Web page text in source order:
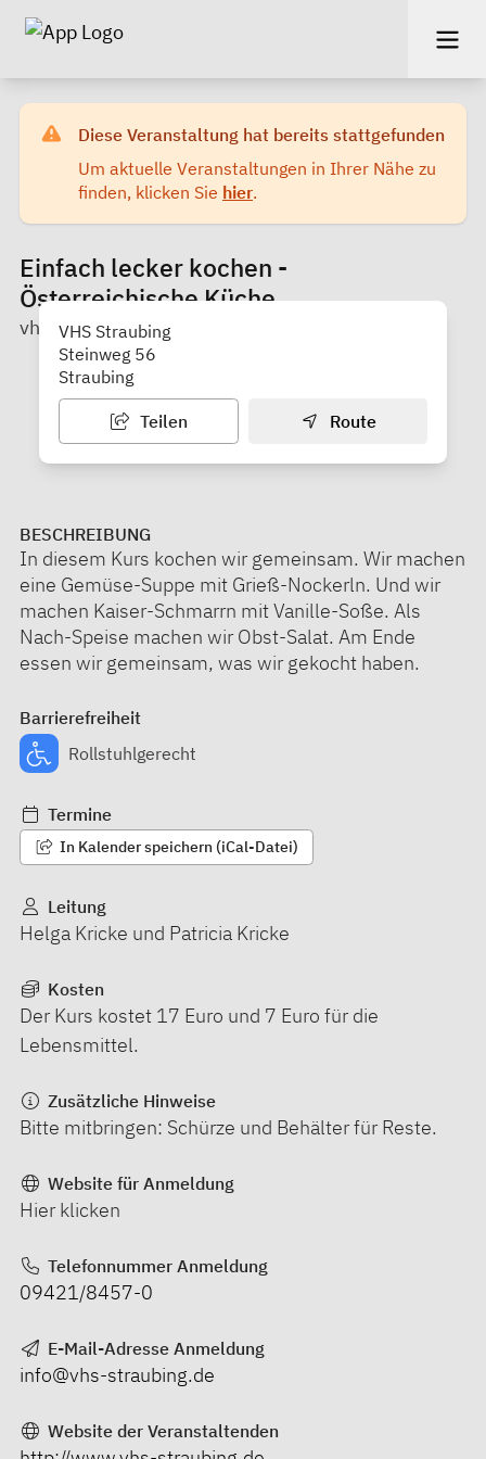
Diese Veranstaltung hat bereits stattgefunden
Um aktuelle Veranstaltungen in Ihrer Nähe zu
finden, klicken Sie hier.
Einfach lecker kochen -
Österreichische Küche
vhs Straubing
VHS Straubing
Steinweg 56
Straubing
Teilen Route
BESCHREIBUNG
In diesem Kurs kochen wir gemeinsam. Wir machen
eine Gemüse-Suppe mit Grieß-Nockerln. Und wir
machen Kaiser-Schmarrn mit Vanille-Soße. Als
Nach-Speise machen wir Obst-Salat. Am Ende
essen wir gemeinsam, was wir gekocht haben.
Barrierefreiheit
Rollstuhlgerecht
Termine
In Kalender speichern (iCal-Datei)
Leitung
Helga Kricke und Patricia Kricke
Kosten
Der Kurs kostet 17 Euro und 7 Euro für die
Lebensmittel.
Zusätzliche Hinweise
Bitte mitbringen: Schürze und Behälter für Reste.
Website für Anmeldung
Hier klicken
Telefonnummer Anmeldung
09421/8457-0
E-Mail-Adresse Anmeldung
info@vhs-straubing.de
Website der Veranstaltenden